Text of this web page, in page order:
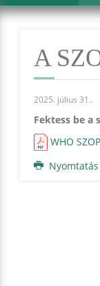
A
2025. július 31..
Fektess be a
WHO
Nyomtatás